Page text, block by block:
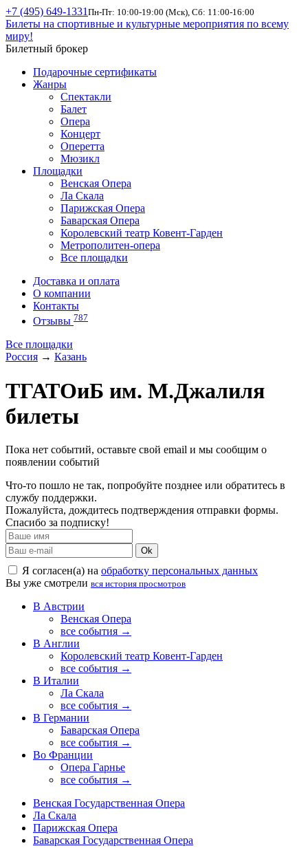
+7 (495) 649-1331 Пн-Пт: 10:00-19:00 (Мск), Сб: 11:00-16:00
Билеты на спортивные и культурные мероприятия по всему
миру!
Билетный брокер
Подарочные сертификаты
Жанры
Спектакли
Балет
Опера
Концерт
Оперетта
Мюзикл
Площадки
Венская Опера
Ла Скала
Парижская Опера
Баварская Опера
Королевский театр Ковент-Гарден
Метрополитен-опера
Все площадки
Доставка и оплата
О компании
Контакты
Отзывы 787
Все площадки
Россия → Казань
ТГАТОиБ им. М.Джалиля
билеты
Пока нет событий, оставьте свой email и мы сообщим о
появлении событий
Что-то пошло не так, попробуйте позднее или обратитесь в
службу поддержки.
Пожалуйста, дождитесь подтверждения отправки формы.
Спасибо за подписку!
Ok
Я согласен(а) на обработку персональных данных
Вы уже смотрели вся история просмотров
В Австрии
Венская Опера
все события →
В Англии
Королевский театр Ковент-Гарден
все события →
В Италии
Ла Скала
все события →
В Германии
Баварская Опера
все события →
Во Франции
Опера Гарнье
все события →
Венская Государственная Опера
Ла Скала
Парижская Опера
Баварская Государственная Опера